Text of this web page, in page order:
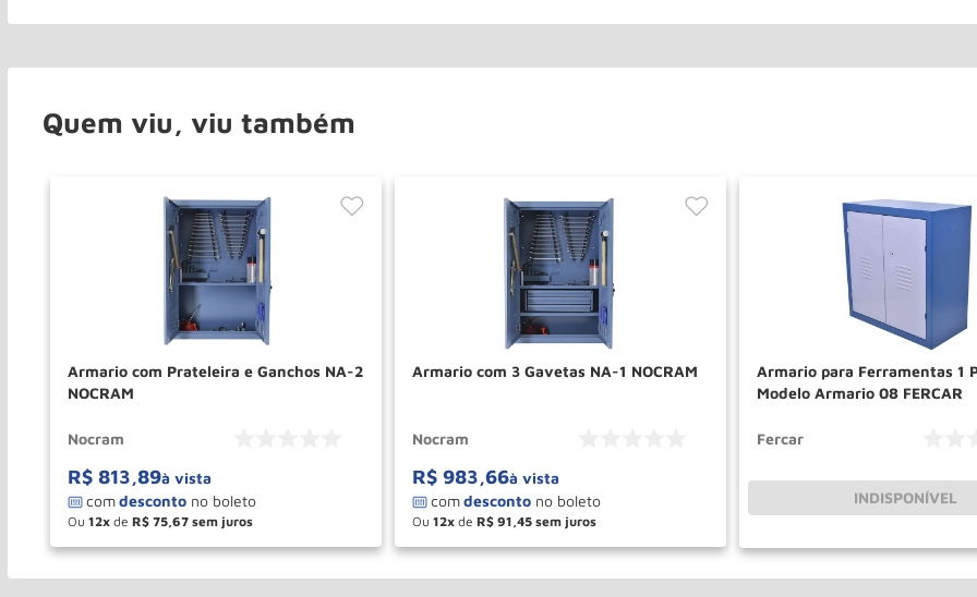
Quem viu, viu também
Armario com Prateleira e Ganchos NA-2
NOCRAM
Nocram
R$ 813,89à vista
Ou 12 de R$ 75 67
＋
－ COMPRAR
Armario com 3 Gavetas NA-1 NOCRAM
Nocram
R$ 983,66à vista
Ou 12 de R$ 91 45
＋
－ COMPRAR
Armario para Ferramentas 1
Modelo Armario 08 FERCAR
Fercar
INDISPONÍVEL